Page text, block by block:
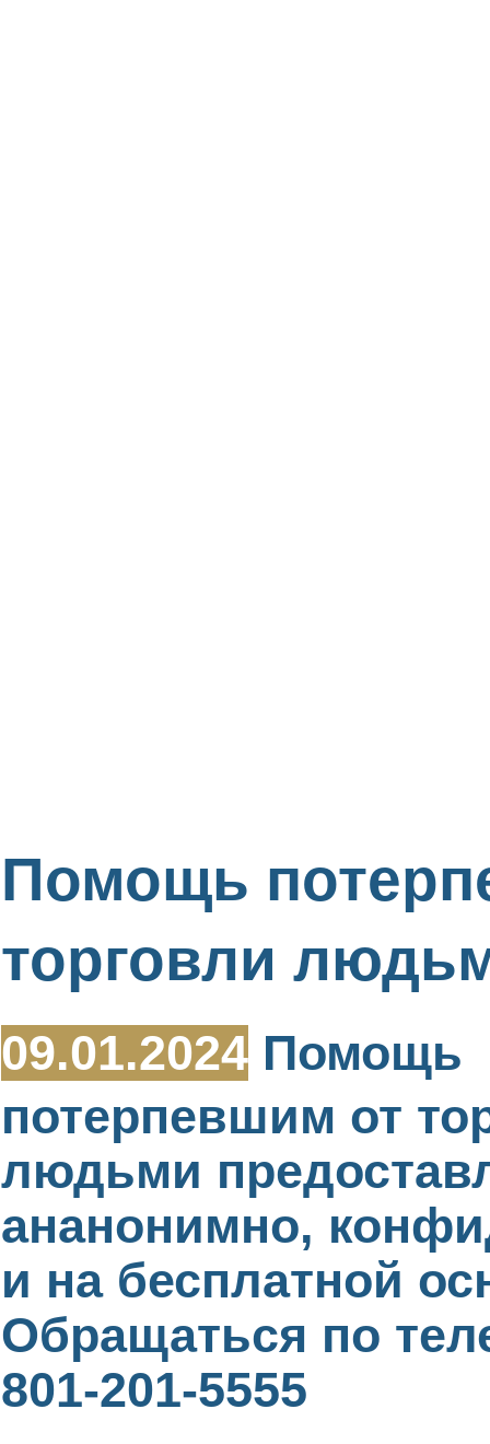
Помощь
торговли
09.01.2024 Помощь
потерпевшим от
людьми
ананонимно,
и на бесплатной
Обращаться по
801-201-5555